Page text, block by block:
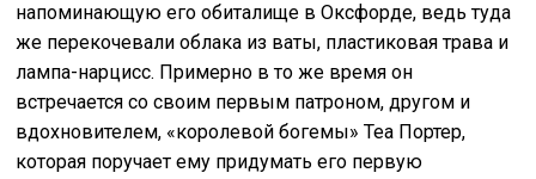
напоминающую его обиталище в Оксфорде, ведь туда
же перекочевали облака из ваты, пластиковая трава и
лампа-нарцисс. Примерно в то же время он
встречается со своим первым патроном, другом и
вдохновителем, «королевой богемы» Теа Портер,
которая поручает ему придумать его первую